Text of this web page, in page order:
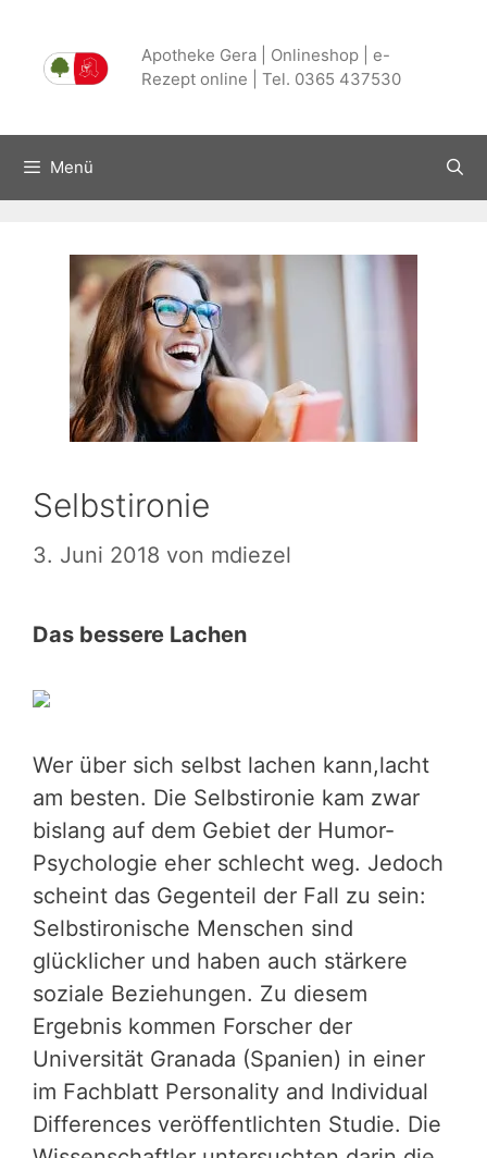
Inhalt
springen
Apotheke Gera | Onlineshop | e-
Rezept online | Tel. 0365 437530
Menü
Selbstironie
3. Juni 2018 von mdiezel
Das bessere Lachen
Wer über sich selbst lachen kann,lacht
am besten. Die Selbstironie kam zwar
bislang auf dem Gebiet der Humor-
Psychologie eher schlecht weg. Jedoch
scheint das Gegenteil der Fall zu sein:
Selbstironische Menschen sind
glücklicher und haben auch stärkere
soziale Beziehun­gen. Zu diesem
Ergebnis kommen Forscher der
Universität Granada (Spanien) in einer
im Fachblatt Personality and Indi­vidual
Differences veröffentlichten Studie. Die